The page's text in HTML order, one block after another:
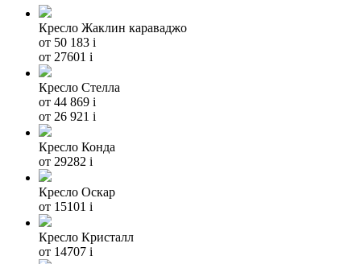
Кресло Жаклин караваджо
от 50 183 i
от 27601 i
Кресло Стелла
от 44 869 i
от 26 921 i
Кресло Конда
от 29282 i
Кресло Оскар
от 15101 i
Кресло Кристалл
от 14707 i